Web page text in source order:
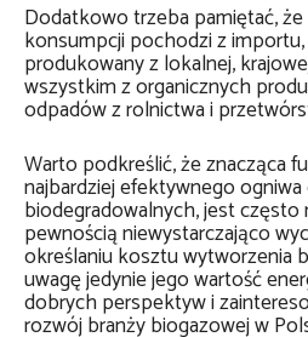
Dodatkowo trzeba pamiętać,
konsumpcji pochodzi z
produkowany z lokalnej,
wszystkim z organicznych
odpadów z rolnictwa i
Warto podkreślić, że znacząca
najbardziej efektywnego
biodegradowalnych, jest często
pewnością niewystarczająco
określaniu kosztu wytworzenia
uwagę jedynie jego wartość
dobrych perspektyw i
rozwój branży biogazowej w